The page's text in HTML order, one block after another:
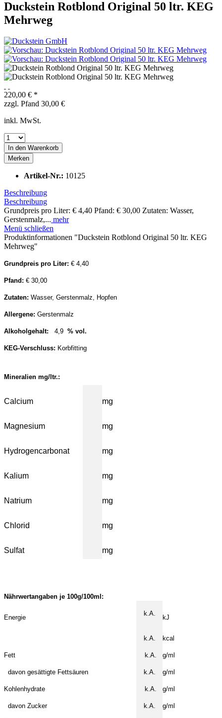
Duckstein Rotblond Original 50 ltr. KEG
Mehrweg
220,00 € *
zzgl. Pfand 30,00 €
inkl. MwSt.
In den Warenkorb
Merken
Artikel-Nr.: 10125
Beschreibung
Beschreibung
Grundpreis pro Liter: € 4,40 Pfand: € 30,00 Zutaten: Wasser,
Gerstenmalz,... mehr
Menü schließen
Produktinformationen "Duckstein Rotblond Original 50 ltr. KEG
Mehrweg"
Grundpreis pro Liter: € 4,40
Pfand: € 30,00
Zutaten: Wasser, Gerstenmalz, Hopfen
Allergene: Gerstenmalz
Alkoholgehalt: 4,9 % vol.
KEG-Verschluss: Korbfitting
Mineralien mg/ltr.:
Calcium mg
Magnesium mg
Hydrogencarbonat mg
Kalium mg
Natrium mg
Chlorid mg
Sulfat mg
Nährwertangaben je 100g/100ml:
Energie
k.A.
kJ
k.A. kcal
Fett k.A. g/ml
davon gesättigte Fettsäuren k.A. g/ml
Kohlenhydrate k.A. g/ml
davon Zucker k.A. g/ml